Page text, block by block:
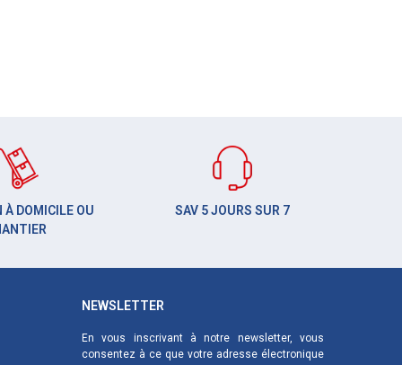
À DOMICILE OU
SAV 5 JOURS SUR 7
NEWSLETTER
En vous inscrivant à notre newsletter, vous
consentez à ce que votre adresse électronique